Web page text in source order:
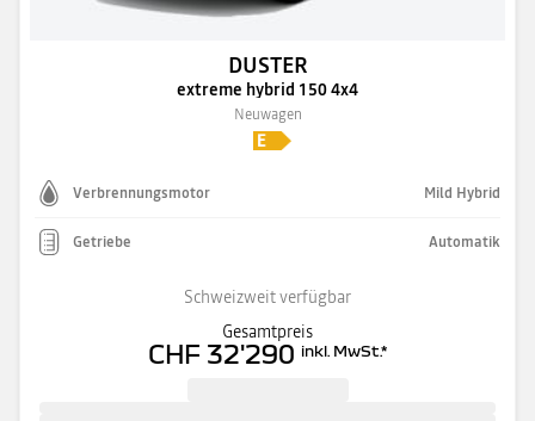
DUSTER
extreme hybrid 150 4x4
Neuwagen
Verbrennungsmotor Mild Hybrid
Getriebe Automatik
Schweizweit verfügbar
Gesamtpreis
CHF 32'290 inkl. MwSt.*